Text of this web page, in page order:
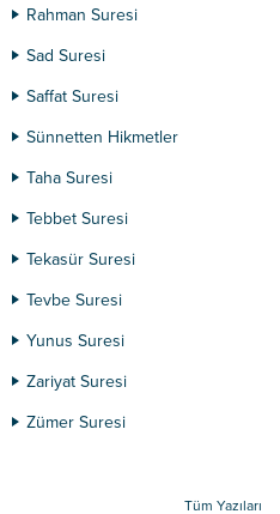
Rahman Suresi
Sad Suresi
Saffat Suresi
Sünnetten Hikmetler
Taha Suresi
Tebbet Suresi
Tekasür Suresi
Tevbe Suresi
Yunus Suresi
Zariyat Suresi
Zümer Suresi
Tüm Yazıları